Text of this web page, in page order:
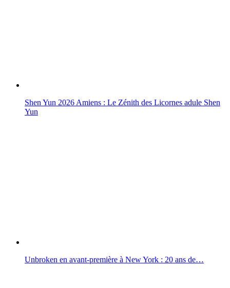
Shen Yun 2026 Amiens : Le Zénith des Licornes adule Shen
Yun
Unbroken en avant-première à New York : 20 ans de…